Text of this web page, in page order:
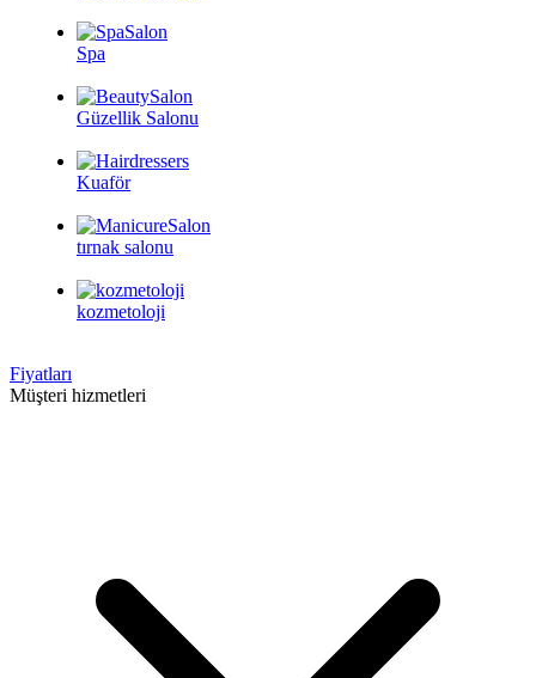
Spa
Güzellik Salonu
Kuaför
tırnak salonu
kozmetoloji
Fiyatları
Müşteri hizmetleri